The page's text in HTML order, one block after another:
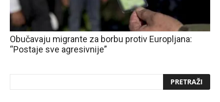
Obučavaju migrante za borbu protiv Europljana:
“Postaje sve agresivnije”